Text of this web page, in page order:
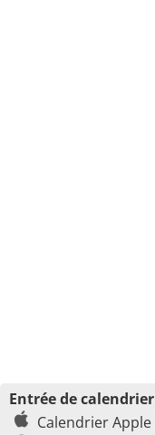
Entrée de calendrier
Calendrier Apple